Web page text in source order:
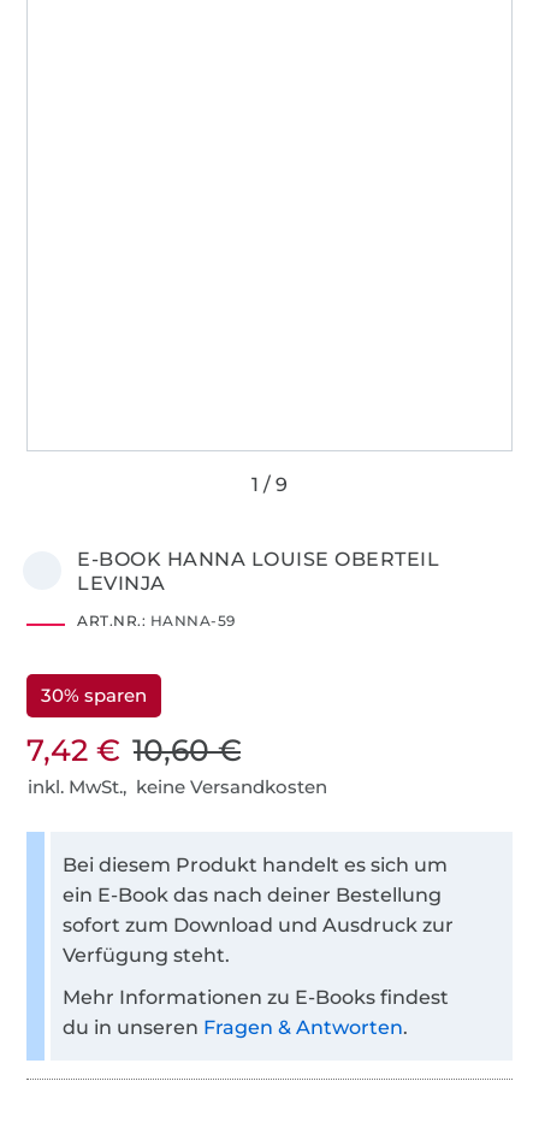
E-BOOK HANNA LOUISE OBERTEIL
LEVINJA
ART.NR.: HANNA-59
30% sparen
7,42 € 10,60 €
inkl. MwSt., keine Versandkosten
Bei diesem Produkt handelt es sich um
ein E-Book das nach deiner Bestellung
sofort zum Download und Ausdruck zur
Verfügung steht.
Mehr Informationen zu E-Books findest
du in unseren Fragen & Antworten.